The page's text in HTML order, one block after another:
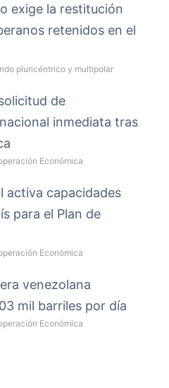
exige la restitución
retenidos en el
pluricéntrico y multipolar
de
inmediata tras
Económica
activa capacidades
para el Plan de
Económica
venezolana
mil barriles por día
Económica